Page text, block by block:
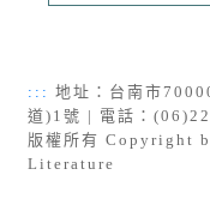
::: 地址：台南市
道)1號 | 電話：
版權所有 Copyright
Literature